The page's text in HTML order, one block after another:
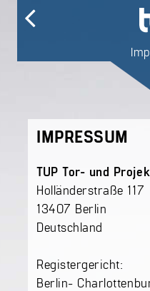
IMPRESSUM
TUP Tor- und
Holländerstraße 117
13407 Berlin
Deutschland
Registergericht:
Berlin-